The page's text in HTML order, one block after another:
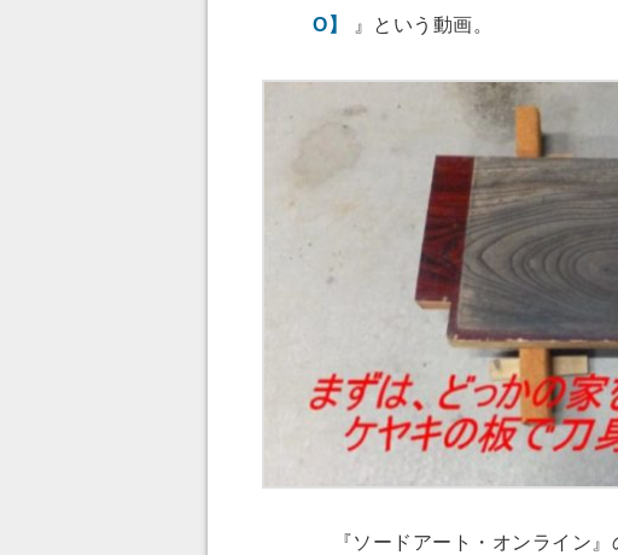
O】
』という動画。
『ソードアート・オンライン』